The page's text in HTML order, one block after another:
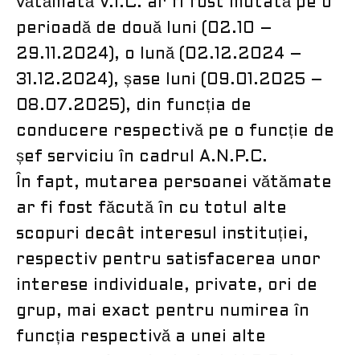
vătămată V.I.C. ar fi fost mutată pe o
perioadă de două luni (02.10 –
29.11.2024), o lună (02.12.2024 –
31.12.2024), șase luni (09.01.2025 –
08.07.2025), din funcția de
conducere respectivă pe o funcție de
șef serviciu în cadrul A.N.P.C.
În fapt, mutarea persoanei vătămate
ar fi fost făcută în cu totul alte
scopuri decât interesul instituției,
respectiv pentru satisfacerea unor
interese individuale, private, ori de
grup, mai exact pentru numirea în
funcția respectivă a unei alte